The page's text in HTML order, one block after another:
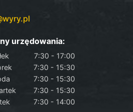
urzędowania:
7:30 - 17:00
7:30 - 15:30
7:30 - 15:30
7:30 - 15:30
7:30 - 14:00